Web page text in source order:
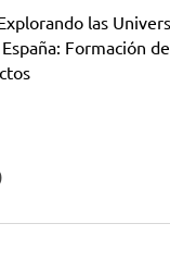
las
Formación